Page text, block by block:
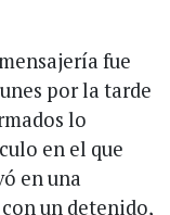
fue
por la tarde
lo
en el que
en una
un detenido,